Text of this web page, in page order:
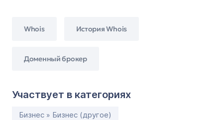
Whois История Whois
Доменный брокер
Участвует в категориях
Бизнес » Бизнес (другое)